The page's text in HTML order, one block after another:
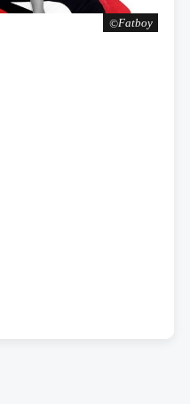
Fatboy